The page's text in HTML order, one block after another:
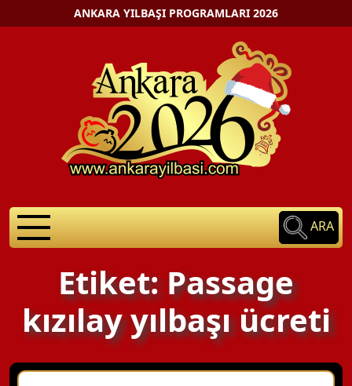
ANKARA YILBAŞI PROGRAMLARI 2026
ARA
Etiket: Passage
kızılay yılbaşı ücreti